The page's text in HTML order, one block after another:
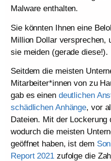
Malware enthalten.
Sie könnten Ihnen eine
Million Dollar versprechen,
sie meiden (gerade diese!).
Seitdem die meisten
Mitarbeiter*innen von zu
gab es einen deutlichen
schädlichen Anhänge, vor
Dateien. Mit der Lockerung
wodurch die meisten
geöffnet haben, ist dem
Report 2021zufolge die